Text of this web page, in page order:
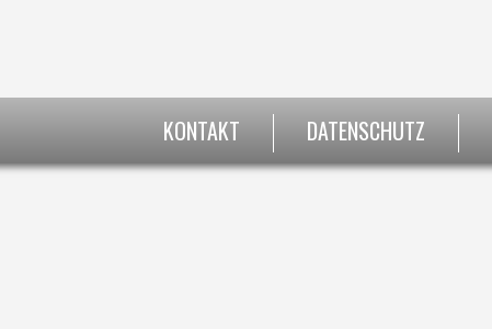
KONTAKT DATENSCHUTZ